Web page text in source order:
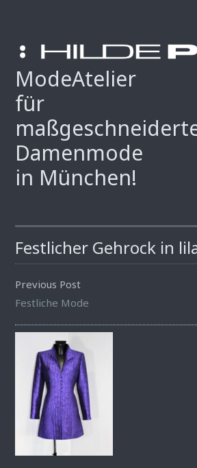
ModeAtelier
für
Damenmode
in München!
Festlicher Gehrock in
Previous Post
Festliche Mode